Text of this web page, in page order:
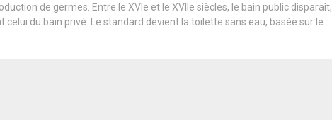
de germes. Entre le XVIe et le XVIIe siècles, le bain public disparaît,
du bain privé. Le standard devient la toilette sans eau, basée sur le